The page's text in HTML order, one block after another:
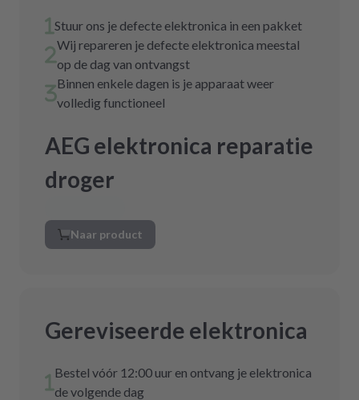
Stuur ons je defecte elektronica in een pakket
Wij repareren je defecte elektronica meestal
op de dag van ontvangst
Binnen enkele dagen is je apparaat weer
volledig functioneel
AEG elektronica reparatie
droger
Naar product
Gereviseerde elektronica
Bestel vóór 12:00 uur en ontvang je elektronica
de volgende dag